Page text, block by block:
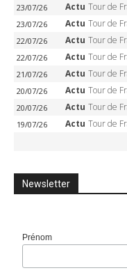
23/07/26 Actu Tour de France 2026 –
23/07/26 Actu Tour de France 2026 –
22/07/26 Actu Tour de France 2026 –
22/07/26 Actu Tour de France 2026
21/07/26 Actu Tour de France 2026
20/07/26 Actu Tour de France 2026 – Étape
20/07/26 Actu Tour de France
19/07/26 Actu Tour de France 2026 –
Newsletter
Prénom